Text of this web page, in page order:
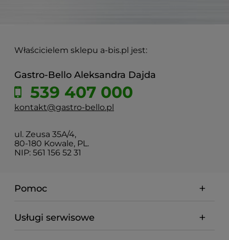
Właścicielem sklepu a-bis.pl jest:
Gastro-Bello Aleksandra Dajda
539 407 000
kontakt@gastro-bello.pl
ul. Zeusa 35A/4,
80-180 Kowale, PL.
NIP: 561 156 52 31
Pomoc
Usługi serwisowe